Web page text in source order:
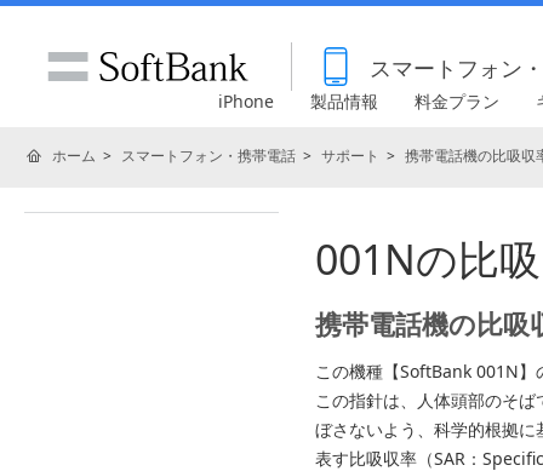
スマートフォン
iPhone 製品情報 料金プラン
ホーム スマートフォン・携帯電話 サポート 携帯電話機の比吸収
001Nの比
携帯電話機の比吸
この機種【SoftBank 001N】
この指針は、人体頭部のそ
ぼさないよう、科学的根拠
表す比吸収率（SAR：